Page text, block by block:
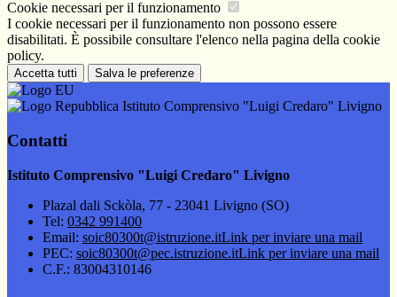
Cookie necessari per il funzionamento
I cookie necessari per il funzionamento non possono essere
disabilitati. È possibile consultare l'elenco nella pagina della cookie
policy.
Accetta tutti Salva le preferenze
Istituto Comprensivo "Luigi Credaro" Livigno
Contatti
Istituto Comprensivo "Luigi Credaro" Livigno
Plazal dali Sckòla, 77 - 23041 Livigno (SO)
Tel: 0342 991400
Email: soic80300t@istruzione.itLink per inviare una mail
PEC: soic80300t@pec.istruzione.itLink per inviare una mail
C.F.: 83004310146